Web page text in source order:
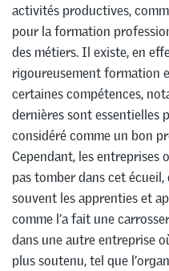
activités productives,
pour la formation
des métiers. Il existe, en
rigoureusement formation
certaines compétences,
dernières sont essentielles
considéré comme un bon
Cependant, les entreprises
pas tomber dans cet
souvent les apprenties et
comme l’a fait une
dans une autre entreprise
plus soutenu, tel que